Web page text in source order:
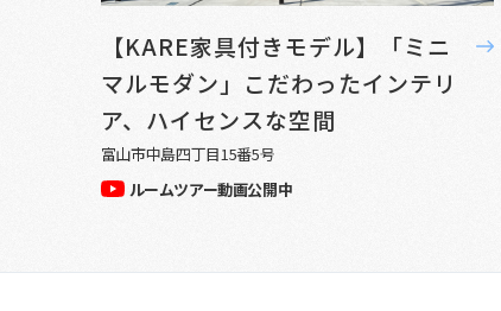
【KARE家具付きモデル】「ミニ
マルモダン」こだわったインテリ
ア、ハイセンスな空間
富山市中島四丁目15番5号
ルームツアー動画公開中